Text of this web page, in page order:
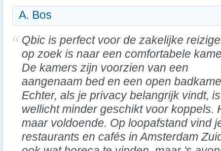
A. Bos
Qbic is perfect voor de zakelijke
op zoek is naar een comfortabele
De kamers zijn voorzien van een
aangenaam bed en een open
Echter, als je privacy belangrijk vindt,
wellicht minder geschikt voor koppels.
maar voldoende. Op loopafstand vind
restaurants en cafés in Amsterdam